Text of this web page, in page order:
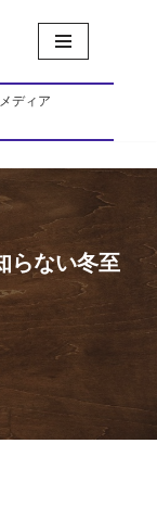
ディア
らない冬至